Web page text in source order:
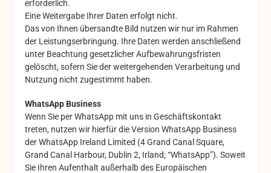
erforderlich.
Eine Weitergabe Ihrer Daten erfolgt nicht.
Das von Ihnen übersandte Bild nutzen wir nur im Rahmen
der Leistungserbringung. Ihre Daten werden anschließend
unter Beachtung gesetzlicher Aufbewahrungsfristen
gelöscht, sofern Sie der weitergehenden Verarbeitung und
Nutzung nicht zugestimmt haben.
WhatsApp Business
Wenn Sie per WhatsApp mit uns in Geschäftskontakt
treten, nutzen wir hierfür die Version WhatsApp Business
der WhatsApp Ireland Limited (4 Grand Canal Square,
Grand Canal Harbour, Dublin 2, Irland; “WhatsApp”). Soweit
Sie Ihren Aufenthalt außerhalb des Europäischen